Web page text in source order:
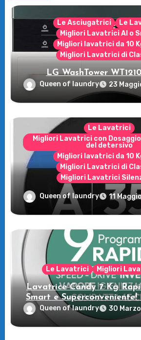
Le Asciugatrici
Le
Migliori Lavatrici AI o
Migliori lavatrici da 10
Migliori Lavatrici di
LG WashTower
rivoluzione intelligente per
Queen of laundry 23
Le Lavatrici
Migliori Lavatrici con
del detersivo
Migliori lavatrici da 10
Migliori Lavatrici di
Migliori Lavatrici
Recensione della
MultiWash: Innovazione e
casa tua!
Queen of laundry 11
Le Lavatrici Migliori
Lavatrice Candy 7 Kg
Smart e
Amazon
Queen of laundry 30